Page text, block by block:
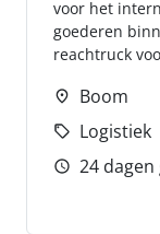
voor het
goederen
reachtruck
Boom
Logistiek
24 dagen